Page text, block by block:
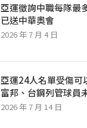
亞運徵詢中職每隊
已送中華奧會
2026 年 7 月 4 日
亞運24人名單受傷
富邦、台鋼列管球員
2026 年 7 月 14 日